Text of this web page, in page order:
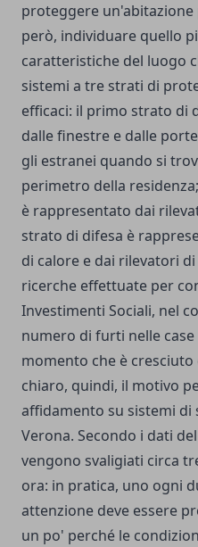
proteggere
però, individuare quello
caratteristiche del luogo
sistemi a tre strati di
efficaci: il primo strato di
dalle finestre e dalle
gli estranei quando si
perimetro della
è rappresentato dai
strato di difesa è
di calore e dai rilevatori
ricerche effettuate per
Investimenti Sociali, nel
numero di furti nelle
momento che è cresciuto
chiaro, quindi, il motivo
affidamento su sistemi di
Verona. Secondo i dati
vengono svaligiati circa
ora: in pratica, uno ogni
attenzione deve essere
un po' perché le